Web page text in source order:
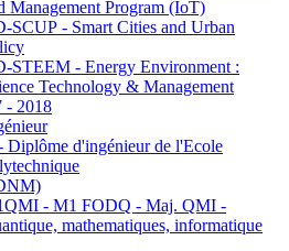
Management Program (IoT)
SCUP - Smart Cities and Urban
STEEM - Energy Environment :
Technology & Management
- 2018
Diplôme d'ingénieur de l'Ecole
- M1 FODQ - Maj. QMI -
mathematiques, informatique